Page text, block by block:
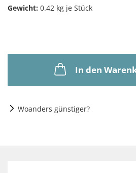
Gewicht: 0.42 kg je Stück
In den
Woanders günstiger?